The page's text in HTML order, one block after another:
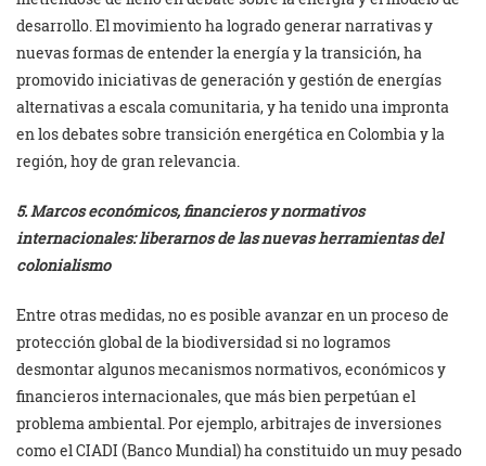
desarrollo. El movimiento ha logrado generar narrativas y
nuevas formas de entender la energía y la transición, ha
promovido iniciativas de generación y gestión de energías
alternativas a escala comunitaria, y ha tenido una impronta
en los debates sobre transición energética en Colombia y la
región, hoy de gran relevancia.
5. Marcos económicos, financieros y normativos
internacionales: liberarnos de las nuevas herramientas del
colonialismo
Entre otras medidas, no es posible avanzar en un proceso de
protección global de la biodiversidad si no logramos
desmontar algunos mecanismos normativos, económicos y
financieros internacionales, que más bien perpetúan el
problema ambiental. Por ejemplo, arbitrajes de inversiones
como el CIADI (Banco Mundial) ha constituido un muy pesado